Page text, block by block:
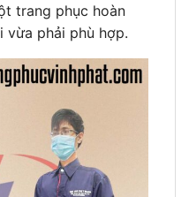
trang phục hoàn
vừa phải phù hợp.